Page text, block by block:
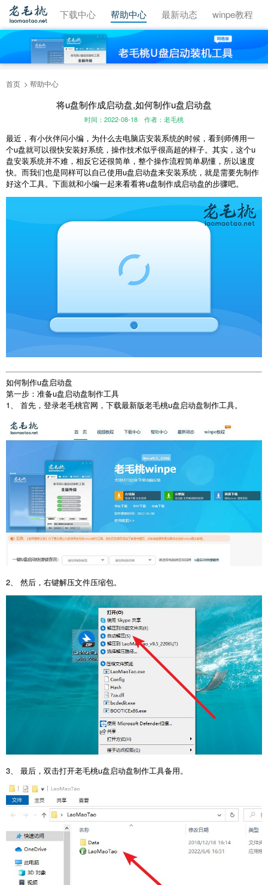
视频教程 下载中心 帮助中心 最新动态 winpe教程
首页 帮助中心
将u盘制作成启动盘,如何制作u盘启动盘
时间：2022-08-18 作者：老毛桃
最近，有小伙伴问小编，为什么去电脑店安装系统的时候，看到师傅用一
个u盘就可以很快安装好系统，操作技术似乎很高超的样子。其实，这个u
盘安装系统并不难，相反它还很简单，整个操作流程简单易懂，所以速度
快。而我们也是同样可以自己使用u盘启动盘来安装系统，就是需要先制作
好这个工具。下面就和小编一起来看看将u盘制作成启动盘的步骤吧。
如何制作u盘启动盘
第一步：准备u盘启动盘制作工具
1、 首先，登录老毛桃官网，下载最新版老毛桃u盘启动盘制作工具。
2、 然后，右键解压文件压缩包。
3、 最后，双击打开老毛桃u盘启动盘制作工具备用。